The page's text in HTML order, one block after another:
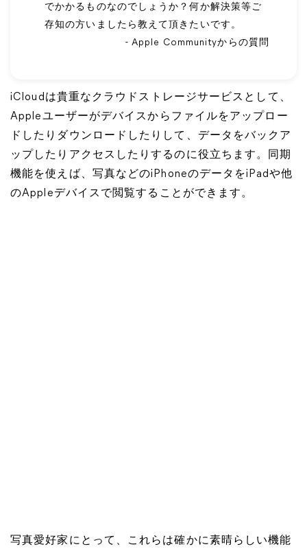
でかかるものなのでしょうか？何か解決策等ご
存知の方いましたら教えて頂きたいです。
- Apple Communityからの質問
iCloudは貴重なクラウドストレージサービスとして、
Appleユーザーがデバイスからファイルをアップロー
ドしたりダウンロードしたりして、データをバックア
ップしたりアクセスしたりするのに役立ちます。同期
機能を使えば、写真などのiPhoneのデータをiPadや他
のAppleデバイスで閲覧することができます。
写真愛好家にとって、これらは確かに素晴らしい機能